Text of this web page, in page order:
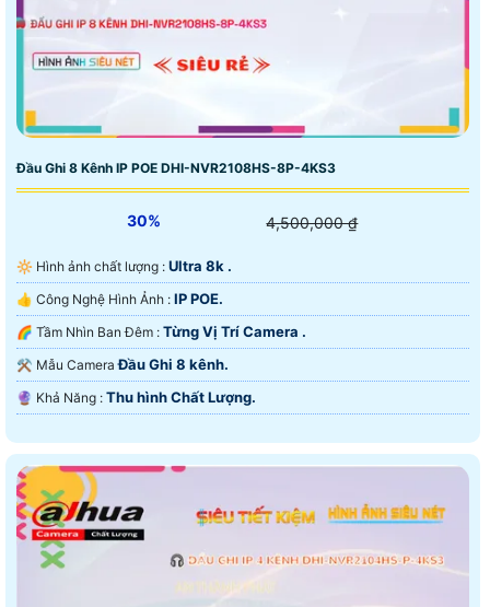
Đầu Ghi 8 Kênh IP POE DHI-NVR2108HS-8P-4KS3
30% 4,500,000 ₫
🔆 Hình ảnh chất lượng : Ultra 8k .
👍 Công Nghệ Hình Ảnh : IP POE.
🌈 Tầm Nhìn Ban Đêm : Từng Vị Trí Camera .
⚒ Mẫu CameraĐầu Ghi 8 kênh.
️🔮 Khả Năng : Thu hình Chất Lượng.